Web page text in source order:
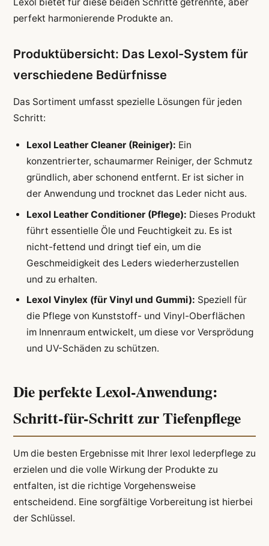
perfekt harmonierende Produkte an.
Produktübersicht: Das Lexol-System für
verschiedene Bedürfnisse
Das Sortiment umfasst spezielle Lösungen für jeden
Schritt:
Lexol Leather Cleaner (Reiniger): Ein
konzentrierter, schaumarmer Reiniger, der Schmutz
gründlich, aber schonend entfernt. Er ist sicher in
der Anwendung und trocknet das Leder nicht aus.
Lexol Leather Conditioner (Pflege): Dieses Produkt
führt essentielle Öle und Feuchtigkeit zu. Es ist
nicht-fettend und dringt tief ein, um die
Geschmeidigkeit des Leders wiederherzustellen
und zu erhalten.
Lexol Vinylex (für Vinyl und Gummi): Speziell für
die Pflege von Kunststoff- und Vinyl-Oberflächen
im Innenraum entwickelt, um diese vor Versprödung
und UV-Schäden zu schützen.
Die perfekte Lexol-Anwendung:
Schritt-für-Schritt zur Tiefenpflege
Um die besten Ergebnisse mit Ihrer lexol lederpflege zu
erzielen und die volle Wirkung der Produkte zu
entfalten, ist die richtige Vorgehensweise
entscheidend. Eine sorgfältige Vorbereitung ist hierbei
der Schlüssel.